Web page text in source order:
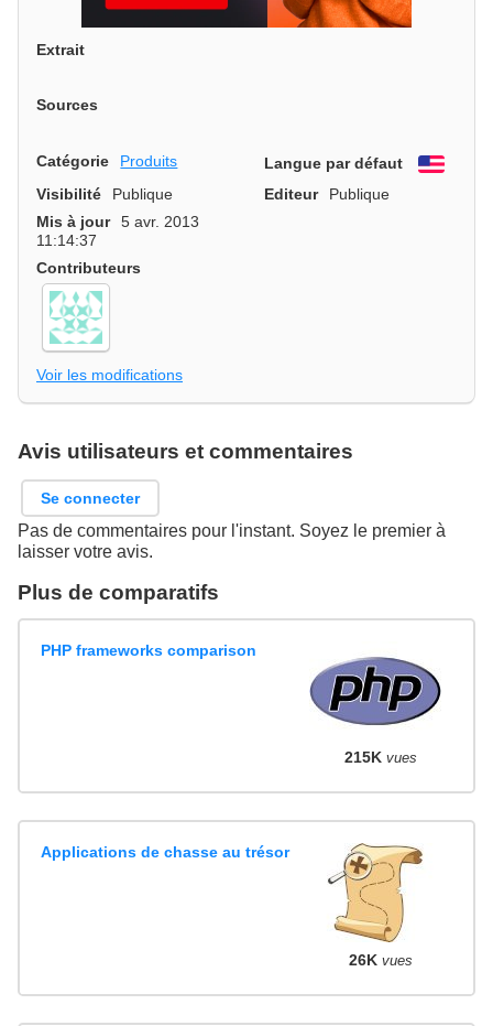
Extrait
Sources
Catégorie Produits Langue par défaut
Visibilité
Publique Editeur
Publique
Mis à jour
5 avr. 2013
11:14:37
Contributeurs
Voir les modifications
Avis utilisateurs et commentaires
Se connecter
Pas de commentaires pour l'instant. Soyez le premier à
laisser votre avis.
Plus de comparatifs
PHP frameworks comparison
215K vues
Applications de chasse au trésor
26K vues